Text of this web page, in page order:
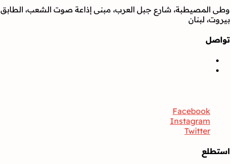
وطى المصيطبة، شارع جبل العرب، مبنى إذاعة صوت الشعب، الطابق 2.
بيروت، لبنان
تواصل
Facebook
Instagram
Twitter
استطلع